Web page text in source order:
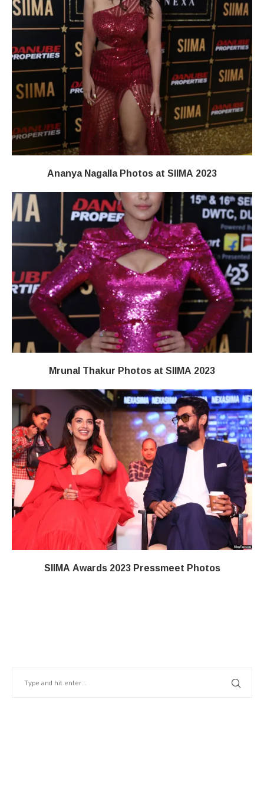
Ananya Nagalla Photos at SIIMA 2023
Mrunal Thakur Photos at SIIMA 2023
SIIMA Awards 2023 Pressmeet Photos